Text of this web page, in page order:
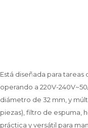
Está diseñada para
operando a 220V-
diámetro de 32 mm, y
piezas), filtro de espuma,
práctica y versátil para